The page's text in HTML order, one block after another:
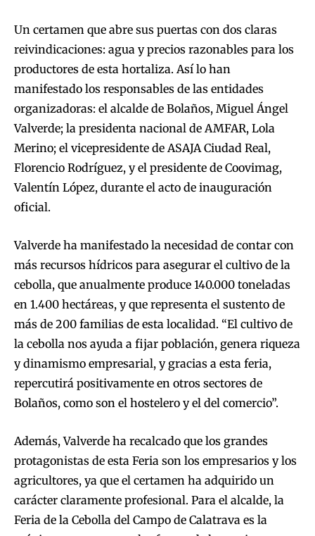
Un certamen que abre sus puertas con dos claras
reivindicaciones: agua y precios razonables para los
productores de esta hortaliza. Así lo han
manifestado los responsables de las entidades
organizadoras: el alcalde de Bolaños, Miguel Ángel
Valverde; la presidenta nacional de AMFAR, Lola
Merino; el vicepresidente de ASAJA Ciudad Real,
Florencio Rodríguez, y el presidente de Coovimag,
Valentín López, durante el acto de inauguración
oficial.
Valverde ha manifestado la necesidad de contar con
más recursos hídricos para asegurar el cultivo de la
cebolla, que anualmente produce 140.000 toneladas
en 1.400 hectáreas, y que representa el sustento de
más de 200 familias de esta localidad. “El cultivo de
la cebolla nos ayuda a fijar población, genera riqueza
y dinamismo empresarial, y gracias a esta feria,
repercutirá positivamente en otros sectores de
Bolaños, como son el hostelero y el del comercio”.
Además, Valverde ha recalcado que los grandes
protagonistas de esta Feria son los empresarios y los
agricultores, ya que el certamen ha adquirido un
carácter claramente profesional. Para el alcalde, la
Feria de la Cebolla del Campo de Calatrava es la